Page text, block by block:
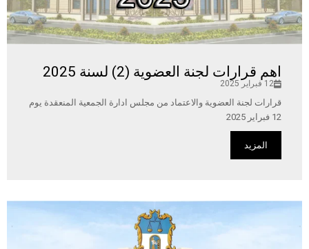
اهم قرارات لجنة العضوية (2) لسنة 2025
12 فبراير 2025
قرارات لجنة العضوية والاعتماد من مجلس ادارة الجمعية المنعقدة يوم
12 فبراير 2025
المزيد